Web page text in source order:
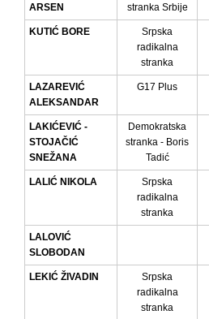
ARSEN
stranka Srbije
KUTIĆ BORE
Srpska
radikalna
stranka
LAZAREVIĆ
ALEKSANDAR
G17 Plus
LAKIĆEVIĆ -
STOJAČIĆ
SNEŽANA
Demokratska
stranka - Boris
Tadić
LALIĆ NIKOLA
Srpska
radikalna
stranka
LALOVIĆ
SLOBODAN
LEKIĆ ŽIVADIN
Srpska
radikalna
stranka